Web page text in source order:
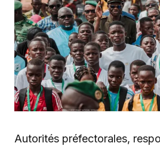
Autorités préfectorales,